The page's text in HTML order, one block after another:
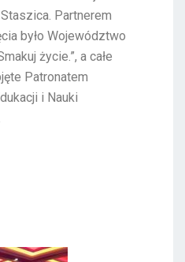
Partnerem
było Województwo
życie.”, a całe
Patronatem
i Nauki